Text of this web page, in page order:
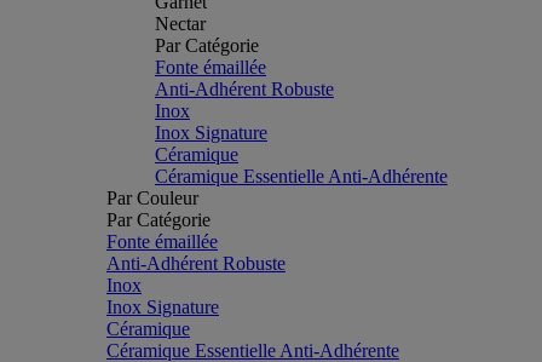
Nectar
Par Catégorie
Fonte émaillée
Anti-Adhérent Robuste
Inox
Inox Signature
Céramique
Céramique Essentielle Anti-Adhérente
Par Couleur
Par Catégorie
Fonte émaillée
Anti-Adhérent Robuste
Inox
Inox Signature
Céramique
Céramique Essentielle Anti-Adhérente